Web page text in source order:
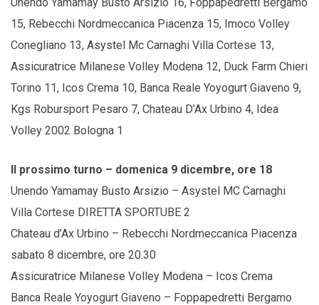
15, Rebecchi Nordmeccanica Piacenza 15, Imoco Volley
Conegliano 13, Asystel Mc Carnaghi Villa Cortese 13,
Assicuratrice Milanese Volley Modena 12, Duck Farm Chieri
Torino 11, Icos Crema 10, Banca Reale Yoyogurt Giaveno 9,
Kgs Robursport Pesaro 7, Chateau D’Ax Urbino 4, Idea
Volley 2002 Bologna 1
Il prossimo turno – domenica 9 dicembre, ore 18
Unendo Yamamay Busto Arsizio – Asystel MC Carnaghi
Villa Cortese DIRETTA SPORTUBE 2
Chateau d’Ax Urbino – Rebecchi Nordmeccanica Piacenza
sabato 8 dicembre, ore 20.30
Assicuratrice Milanese Volley Modena – Icos Crema
Banca Reale Yoyogurt Giaveno – Foppapedretti Bergamo